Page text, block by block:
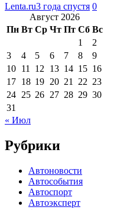
Lenta.ru3 года спустя 0
Август 2026
Пн Вт Ср Чт Пт Сб Вс
1
2
3
4 5 6 7 8
9
10 11 12 13 14 15 16
17 18 19 20 21 22 23
24 25 26 27 28 29 30
31
« Июл
Рубрики
Автоновости
Автособытия
Автоспорт
Автоэксперт